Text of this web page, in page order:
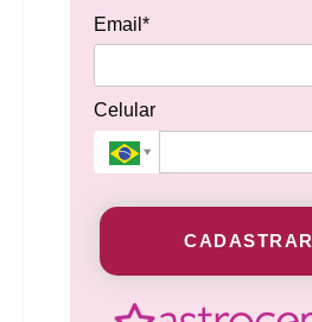
Email*
Celular
CADASTRAR